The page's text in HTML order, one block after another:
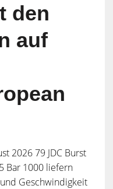
den
auf
2026 79 JDC Burst
Bar 1000 liefern
Geschwindigkeit